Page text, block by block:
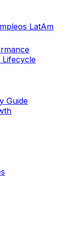
LatAm
Lifecycle
Guide